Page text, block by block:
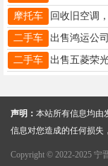
摩托车 回收旧空调
二手车 出售鸿运公
二手车
声明： 本站所有信息均由
信息对您造成的任何损失
Copyright © 2022-2025 宁